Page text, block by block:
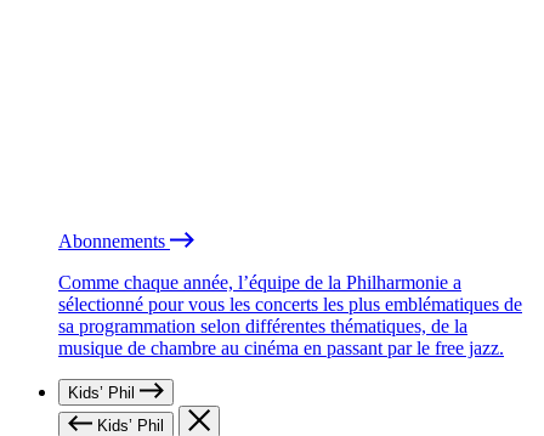
Abonnements
Comme chaque année, l’équipe de la Philharmonie a
sélectionné pour vous les concerts les plus emblématiques de
sa programmation selon différentes thématiques, de la
musique de chambre au cinéma en passant par le free jazz.
Kids’ Phil
Kids’ Phil